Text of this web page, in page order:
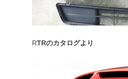
RTRのカタログより